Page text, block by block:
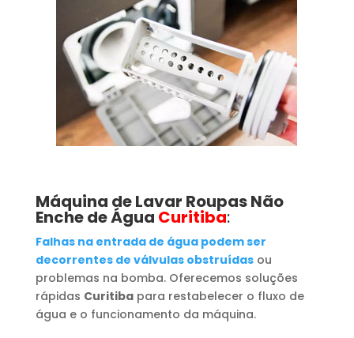
Máquina de Lavar RoupasNão
Enche de Água Curitiba:
Falhas na entrada de água podem ser
decorrentes de válvulas obstruídasou
problemas na bomba. Oferecemos soluções
rápidas Curitibapara restabelecer o fluxo de
água e o funcionamento da máquina.